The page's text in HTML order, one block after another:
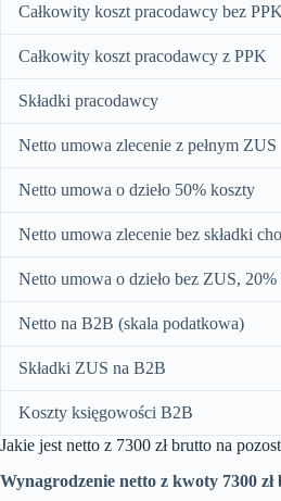
Całkowity koszt pracodawcy bez PPK
Całkowity koszt pracodawcy z PPK
Składki pracodawcy
Netto umowa zlecenie z pełnym ZUS
Netto umowa o dzieło 50% koszty
Netto umowa zlecenie bez składki
Netto umowa o dzieło bez ZUS,
Netto na B2B (skala podatkowa)
Składki ZUS na B2B
Koszty księgowości B2B
Jakie jest netto z 7300 zł brutto na
Wynagrodzenie netto z kwoty 7300